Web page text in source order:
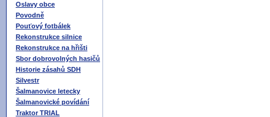
Oslavy obce
Povodně
Pouťový fotbálek
Rekonstrukce silnice
Rekonstrukce na hřišti
Sbor dobrovolných hasičů
Historie zásahů SDH
Silvestr
Šalmanovice letecky
Šalmanovické povídání
Traktor TRIAL